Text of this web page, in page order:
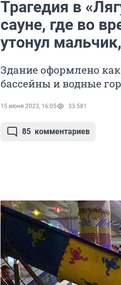
Трагедия в
сауне, где во
утонул
Здание оформлено
бассейны и водные
15 июня 2023, 16:05 33 581
85 комментариев